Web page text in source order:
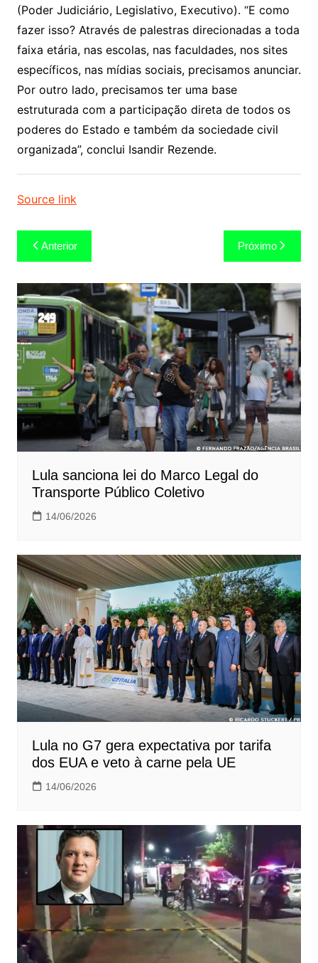
(Poder Judiciário, Legislativo, Executivo). “E como
fazer isso? Através de palestras direcionadas a toda
faixa etária, nas escolas, nas faculdades, nos sites
específicos, nas mídias sociais, precisamos anunciar.
Por outro lado, precisamos ter uma base
estruturada com a participação direta de todos os
poderes do Estado e também da sociedade civil
organizada”, conclui Isandir Rezende.
Source link
Navegação
de
Post
Anterior Próximo
Lula sanciona lei do Marco Legal do
Transporte Público Coletivo
14/06/2026
Lula no G7 gera expectativa por tarifa
dos EUA e veto à carne pela UE
14/06/2026